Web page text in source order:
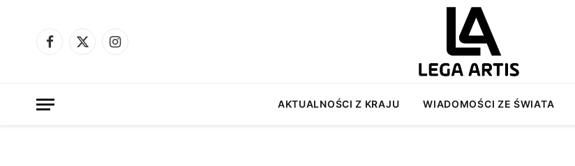
Facebook
X
Instagram
AKTUALNOŚCI Z KRAJU WIADOMOŚCI ZE ŚWIATA